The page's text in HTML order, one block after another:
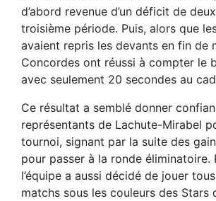
d’abord revenue d’un déficit de
troisième période. Puis, alors que
avaient repris les devants en fin de
Concordes ont réussi à compter le
avec seulement 20 secondes au
Ce résultat a semblé donner
représentants de Lachute-Mirabel
tournoi, signant par la suite des
pour passer à la ronde éliminatoire.
l’équipe a aussi décidé de jouer
matchs sous les couleurs des Stars